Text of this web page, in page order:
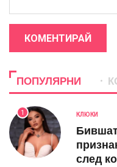
КОМЕНТИРАЙ
ПОПУЛЯРНИ
1 КЛЮКИ
след